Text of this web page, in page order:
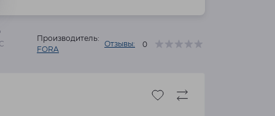
Производитель:
FORA
Отзывы: 0